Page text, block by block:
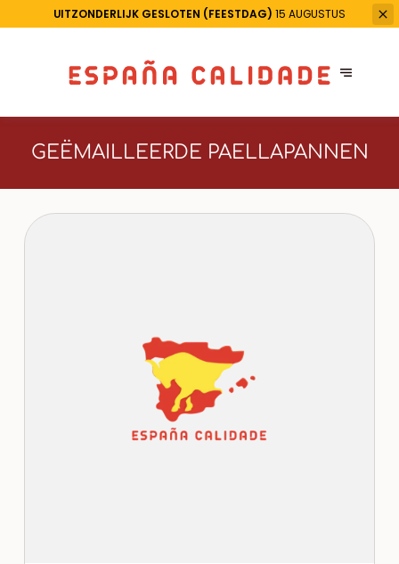
UITZONDERLIJK GESLOTEN (FEESTDAG) 15 AUGUSTUS
GEËMAILLEERDE PAELLAPANNEN